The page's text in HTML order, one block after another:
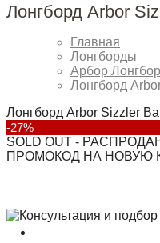
Лонгборд Arbor
Главная
Лонгборды
Арбор
Лонгборд
Лонгборд Arbor Sizzler
-27%
SOLD OUT -
ПРОМОКОД НА НОВУЮ